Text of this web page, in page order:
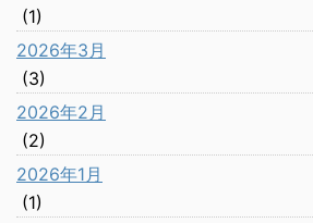
(1)
2026年3月
(3)
2026年2月
(2)
2026年1月
(1)